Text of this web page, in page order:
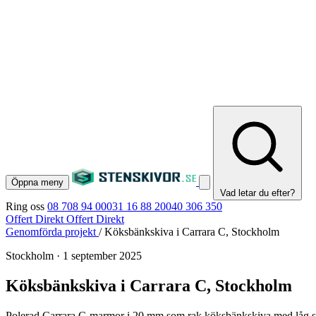
Öppna meny
Vad letar du efter?
Ring oss 08 708 94 00031 16 88 20040 306 350
Offert Direkt Offert Direkt
Genomförda projekt / Köksbänkskiva i Carrara C, Stockholm
Stockholm · 1 september 2025
Köksbänkskiva i Carrara C, Stockholm